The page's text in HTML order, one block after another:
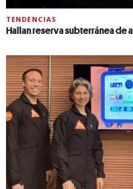
TENDENCIAS
Hallan reserva subterránea de